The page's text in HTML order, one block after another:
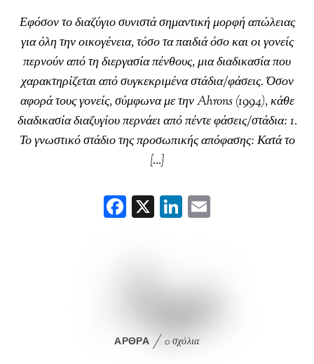
Εφόσον το διαζύγιο συνιστά σημαντική μορφή απώλειας
για όλη την οικογένεια, τόσο τα παιδιά όσο και οι γονείς
περνούν από τη διεργασία πένθους, μια διαδικασία που
χαρακτηρίζεται από συγκεκριμένα στάδια/φάσεις. Όσον
αφορά τους γονείς, σύμφωνα με την Ahrons (1994), κάθε
διαδικασία διαζυγίου περνάει από πέντε φάσεις/στάδια: 1.
Το γνωστικό στάδιο της προσωπικής απόφασης: Κατά το
[…]
F X Li
ΆΡΘΡΑ 0 σχόλια